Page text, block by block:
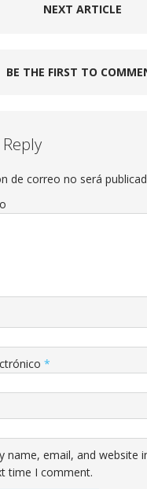
NEXT ARTICLE
BE THE FIRST TO
de correo no será
*
name, email, and website
time I comment.